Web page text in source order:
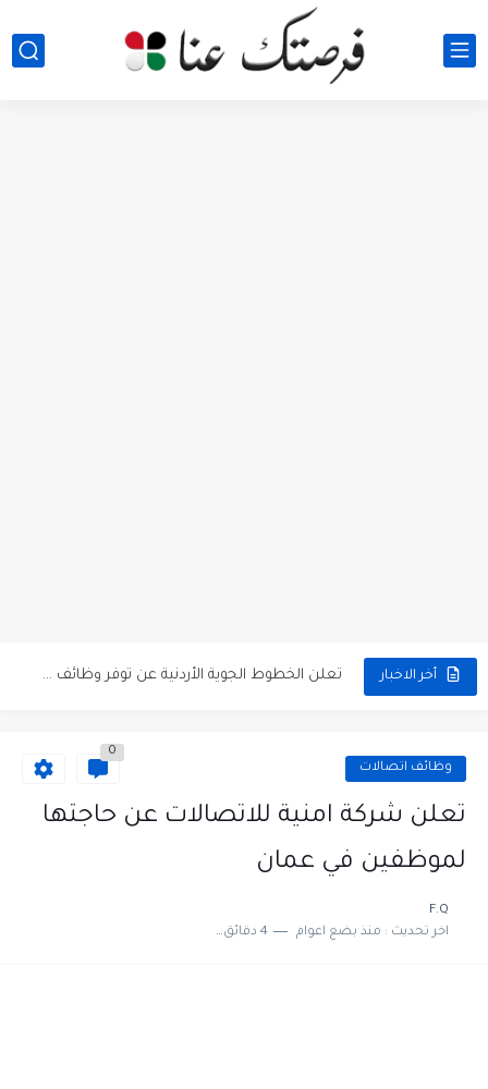
أخر الاخبار تعلن الخطوط الجوية الأردنية عن توفر وظائف شاغرة لمضيفي طيران
مطلوب عامل نظافة عدد 2 بدوام كامل او جزئي في... وظائف اتصالات
0
تعلن شركة امنية للاتصالات عن حاجتها
لموظفين في عمان
F.Q
اخر تحديث : منذ بضع اعوام 4 دقائق للقراءة